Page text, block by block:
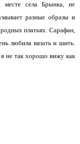
месте села Брынка, не
разные образы и
платьях. Сарафан,
любила вязать и шить.
не так хорошо вижу как